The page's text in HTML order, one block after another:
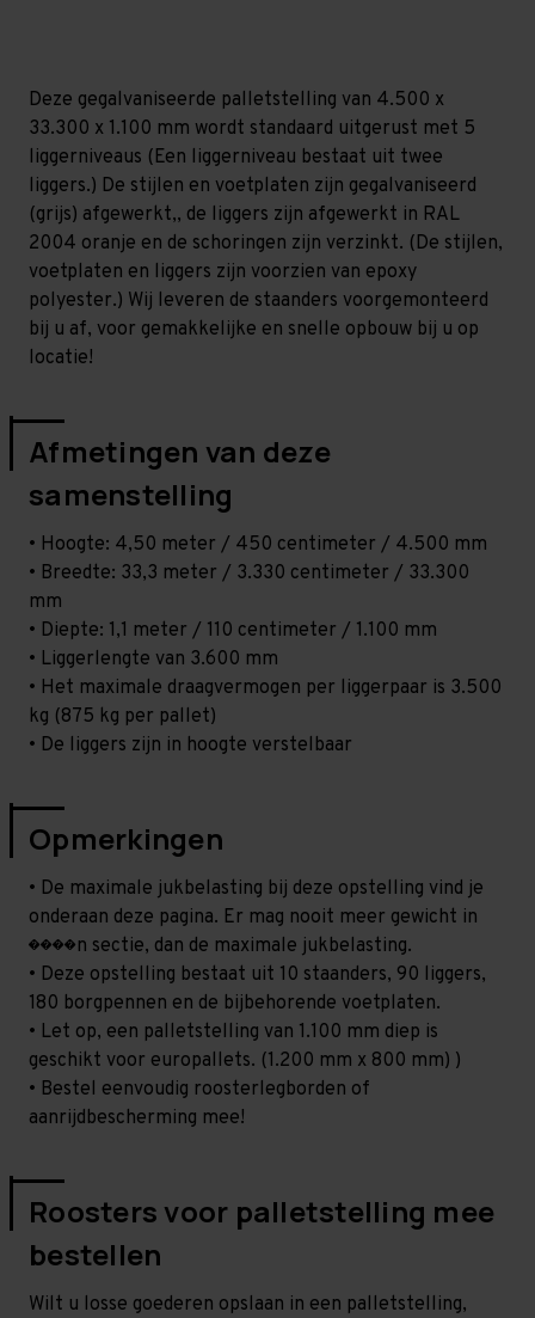
-
Zwaar
-
T100
-
Zwaar
-
T100
Deze gegalvaniseerde palletstelling van 4.500 x
33.300 x 1.100 mm wordt standaard uitgerust met 5
liggerniveaus (Een liggerniveau bestaat uit twee
liggers.) De stijlen en voetplaten zijn gegalvaniseerd
(grijs) afgewerkt,, de liggers zijn afgewerkt in RAL
2004 oranje en de schoringen zijn verzinkt. (De stijlen,
voetplaten en liggers zijn voorzien van epoxy
polyester.) Wij leveren de staanders voorgemonteerd
bij u af, voor gemakkelijke en snelle opbouw bij u op
locatie!
Afmetingen van deze
samenstelling
• Hoogte: 4,50 meter / 450 centimeter / 4.500 mm
• Breedte: 33,3 meter / 3.330 centimeter / 33.300
mm
• Diepte: 1,1 meter / 110 centimeter / 1.100 mm
• Liggerlengte van 3.600 mm
• Het maximale draagvermogen per liggerpaar is 3.500
kg (875 kg per pallet)
• De liggers zijn in hoogte verstelbaar
Opmerkingen
• De maximale jukbelasting bij deze opstelling vind je
onderaan deze pagina. Er mag nooit meer gewicht in
����n sectie, dan de maximale jukbelasting.
• Deze opstelling bestaat uit 10 staanders, 90 liggers,
180 borgpennen en de bijbehorende voetplaten.
• Let op, een palletstelling van 1.100 mm diep is
geschikt voor europallets. (1.200 mm x 800 mm) )
• Bestel eenvoudig roosterlegborden of
aanrijdbescherming mee!
Roosters voor palletstelling mee
bestellen
Wilt u losse goederen opslaan in een palletstelling,